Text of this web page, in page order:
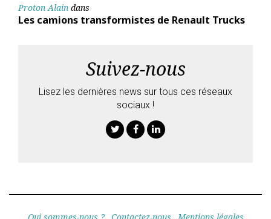
Proton Alain dans
Les camions transformistes de Renault Trucks
Suivez-nous
Lisez les dernières news sur tous ces réseaux
sociaux !